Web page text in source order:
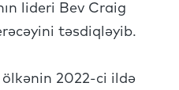
lideri Bev Craig
təsdiqləyib.
ölkənin 2022-ci ildə